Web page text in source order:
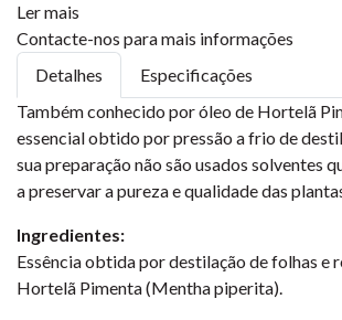
Ler mais
Contacte-nos para mais informações
Detalhes
Especificações
Também conhecido por óleo de Hortelã
essencial obtido por pressão a frio de
sua preparação não são usados solventes
a preservar a pureza e qualidade das
Ingredientes:
Essência obtida por destilação de folhas e
Hortelã Pimenta (Mentha piperita).